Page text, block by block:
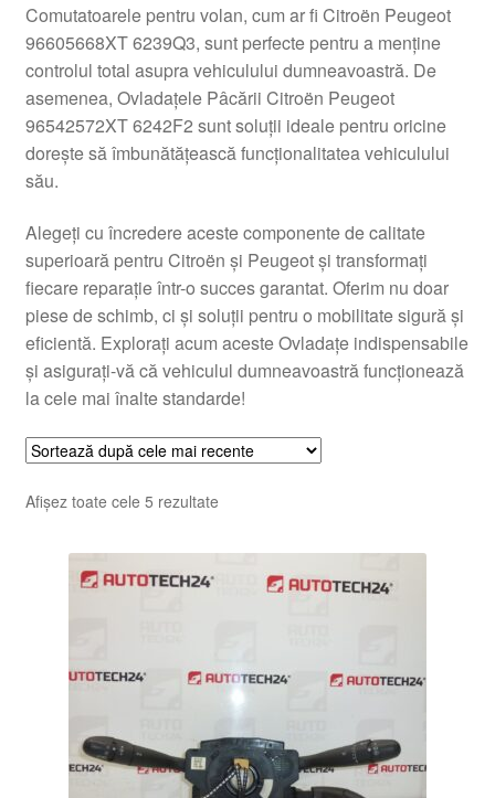
Plățile
Politică de confidențialitate
Procedura de reclamație
Termeni si conditii
Comutatoarele pentru volan, cum ar fi Citroën Peugeot
96605668XT 6239Q3, sunt perfecte pentru a menține
controlul total asupra vehiculului dumneavoastră. De
asemenea, Ovladațele Pâcării Citroën Peugeot
96542572XT 6242F2 sunt soluții ideale pentru oricine
dorește să îmbunătățească funcționalitatea vehiculului
său.
Alegeți cu încredere aceste componente de calitate
superioară pentru Citroën și Peugeot și transformați
fiecare reparație într-o succes garantat. Oferim nu doar
piese de schimb, ci și soluții pentru o mobilitate sigură și
eficientă. Explorați acum aceste Ovladațe indispensabile
și asigurați-vă că vehiculul dumneavoastră funcționează
la cele mai înalte standarde!
Afișez toate cele 5 rezultateSortat
cele
recente